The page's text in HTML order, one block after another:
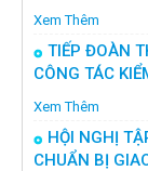
Xem Thêm
TIẾP ĐOÀN
CÔNG TÁC
Xem Thêm
HỘI NGHỊ
CHUẨN BỊ